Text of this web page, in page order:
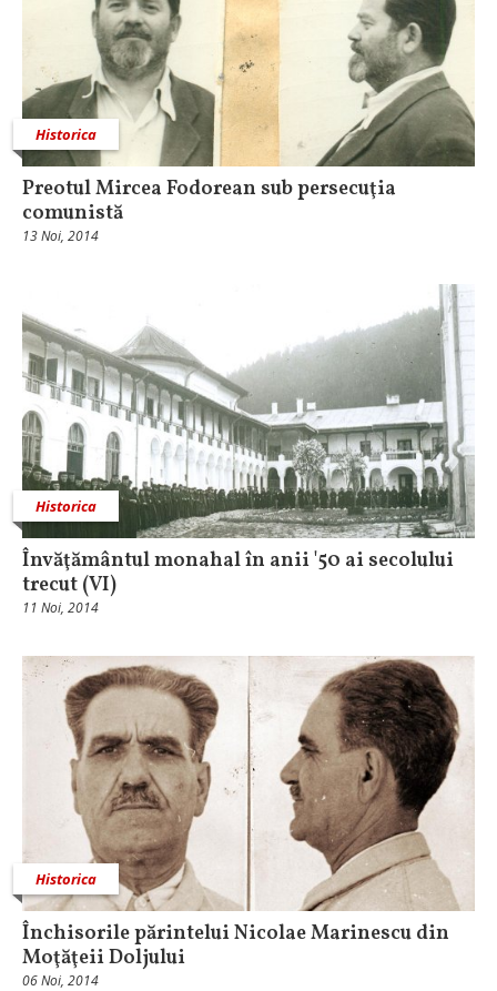
Historica
Preotul Mircea Fodorean sub persecuţia
comunistă
13 Noi, 2014
Historica
Învăţământul monahal în anii '50 ai secolului
trecut (VI)
11 Noi, 2014
Historica
Închisorile părintelui Nicolae Marinescu din
Moţăţeii Doljului
06 Noi, 2014